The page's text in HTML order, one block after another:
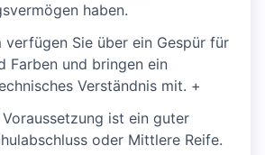
haben.
verfügen Sie über ein Gespür für
Farben und bringen ein
Verständnis mit. +
Voraussetzung ist ein guter
oder Mittlere Reife.